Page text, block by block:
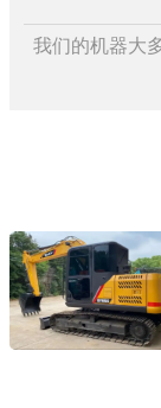
我们的机器大